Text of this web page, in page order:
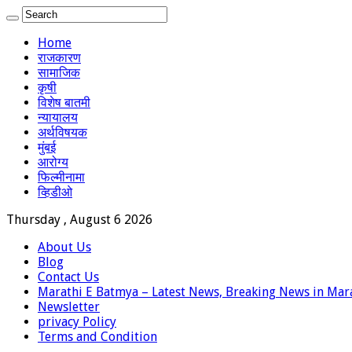
Home
राजकारण
सामाजिक
कृषी
विशेष बातमी
न्यायालय
अर्थविषयक
मुंबई
आरोग्य
फिल्मीनामा
व्हिडीओ
Thursday , August 6 2026
About Us
Blog
Contact Us
Marathi E Batmya – Latest News, Breaking News in
Newsletter
privacy Policy
Terms and Condition